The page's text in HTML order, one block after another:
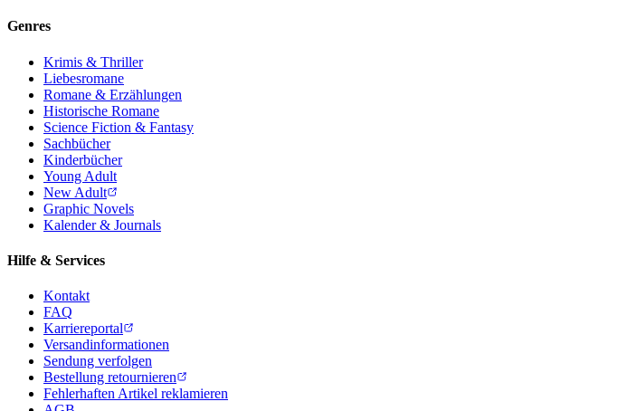
Genres
Krimis & Thriller
Liebesromane
Romane & Erzählungen
Historische Romane
Science Fiction & Fantasy
Sachbücher
Kinderbücher
Young Adult
New Adult
Graphic Novels
Kalender & Journals
Hilfe & Services
Kontakt
FAQ
Karriereportal
Versandinformationen
Sendung verfolgen
Bestellung retournieren
Fehlerhaften Artikel reklamieren